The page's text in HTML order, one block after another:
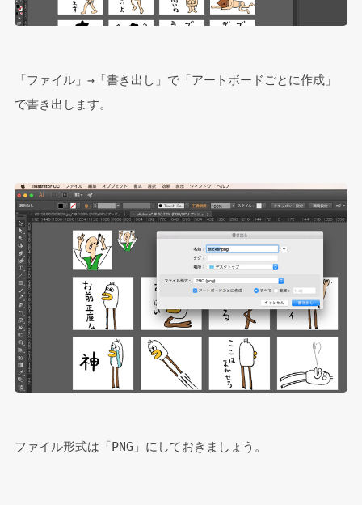
「ファイル」→「書き出し」で「アートボードごとに作成」
で書き出します。
ファイル形式は「PNG」にしておきましょう。